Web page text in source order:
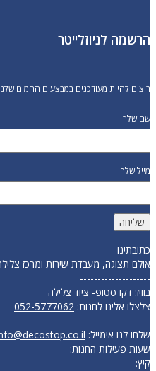
הרשמה לניוזלייטר
רוצים להיות מעודכנים במבצעים החמים
שם שלך
מייל שלך
כתובתינו
אולם תצוגה, מעבדת שירות ומרכז צלילה: המרכבה 19
--------------------
בוויז: דקו סטופ- ציוד צלילה
צלצלו אלינו לחנות: 052-5777062
--------------------
שלחו לנו אימייל:
שעות פעילות החנות:
קיץ: